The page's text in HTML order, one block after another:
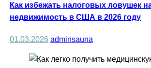
Как избежать налоговых ловушек
недвижимость в США в 2026 году
01.03.2026 adminsauna